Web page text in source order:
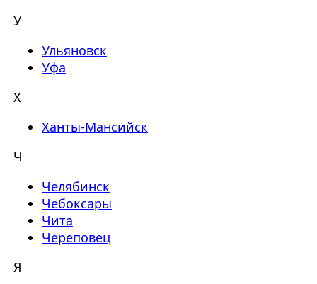
У
Ульяновск
Уфа
Х
Ханты-Мансийск
Ч
Челябинск
Чебоксары
Чита
Череповец
Я